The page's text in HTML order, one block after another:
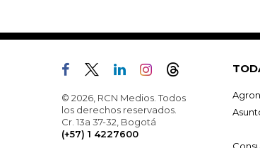
© 2026, RCN Medios. Todos
los derechos reservados.
Cr. 13a 37-32, Bogotá
(+57) 1 4227600